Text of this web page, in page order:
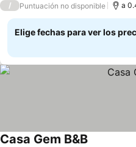
/ Puntuación no disponible a
Elige fechas para ver los
Casa Gem B&B